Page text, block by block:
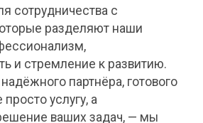
сотрудничества с
разделяют наши
и стремление к развитию.
партнёра, готового
услугу, а
ваших задач, — мы